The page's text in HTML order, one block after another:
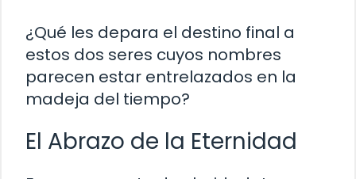
¿Qué les depara el destino final a
estos dos seres cuyos nombres
parecen estar entrelazados en la
madeja del tiempo?
El Abrazo de la Eternidad